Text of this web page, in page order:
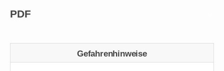
PDF
Gefahrenhinweise